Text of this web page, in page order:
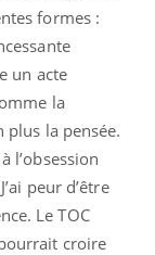
formes :
un acte
la
plus la pensée.
l’obsession
peur d’être
Le TOC
croire